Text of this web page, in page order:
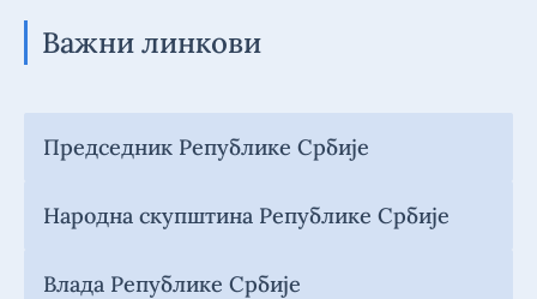
Важни линкови
Председник Републике Србије
Народна скупштина Републике Србије
Влада Републике Србије